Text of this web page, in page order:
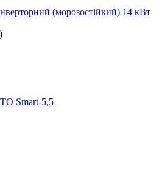
(морозостійкий) 14 кВт
Smart-5,5